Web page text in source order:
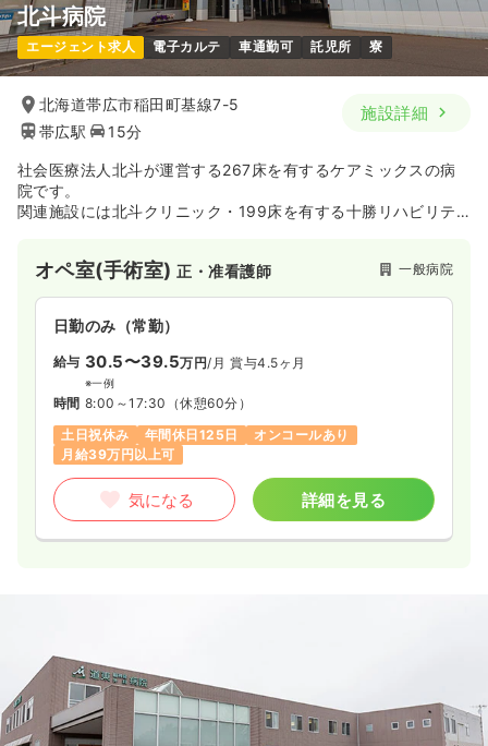
北斗病院
エージェント求人 電子カルテ 車通勤可 託児所 寮
北海道帯広市稲田町基線7-5
帯広駅
15分
施設詳細
社会医療法人北斗が運営する267床を有するケアミックスの病
院です。
関連施設には北斗クリニック・199床を有する十勝リハビリテ
オペ室(手術室)正・准看護師 一般病院
日勤のみ（常勤）
給与 30.5〜39.5万円/月 賞与4.5ヶ月
※一例
時間 8:00～17:30 （休憩60分）
土日祝休み
年間休日125日
オンコールあり
月給39万円以上可
気になる 詳細を見る